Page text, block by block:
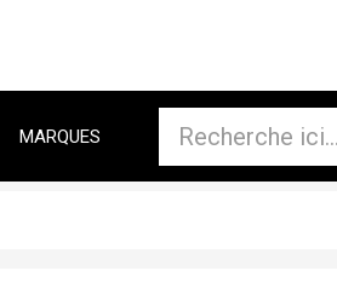
MARQUES